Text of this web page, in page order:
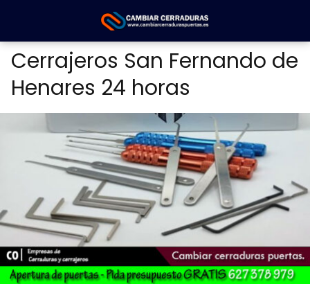
Cerrajeros San Fernando de
Henares 24 horas